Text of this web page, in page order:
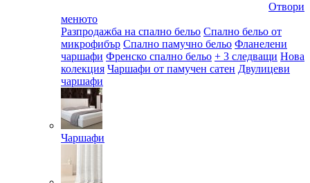
Отвори
менюто
Разпродажба на спално бельо Спално бельо от
микрофибър Спално памучно бельо Фланелени
чаршафи Френско спално бельо + 3 следващи Нова
колекция Чаршафи от памучен сатен Двулицеви
чаршафи
Чаршафи